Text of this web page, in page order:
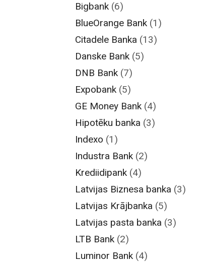
Bigbank (6)
BlueOrange Bank (1)
Citadele Banka (13)
Danske Bank (5)
DNB Bank (7)
Expobank (5)
GE Money Bank (4)
Hipotēku banka (3)
Indexo (1)
Industra Bank (2)
Krediidipank (4)
Latvijas Biznesa banka (3)
Latvijas Krājbanka (5)
Latvijas pasta banka (3)
LTB Bank (2)
Luminor Bank (4)